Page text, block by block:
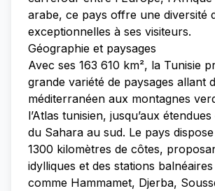
arabe, ce pays offre une diversité
exceptionnelles à ses visiteurs.
Géographie et paysages
Avec ses 163 610 km², la Tunisie
grande variété de paysages allant
méditerranéen aux montagnes
l’Atlas tunisien, jusqu’aux
du Sahara au sud. Le pays
1300 kilomètres de côtes,
idylliques et des stations
comme Hammamet, Djerba,